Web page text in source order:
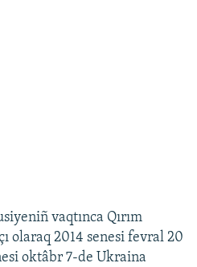
vaqtınca Qırım
olaraq 2014 senesi fevral 20
oktâbr 7-de Ukraina